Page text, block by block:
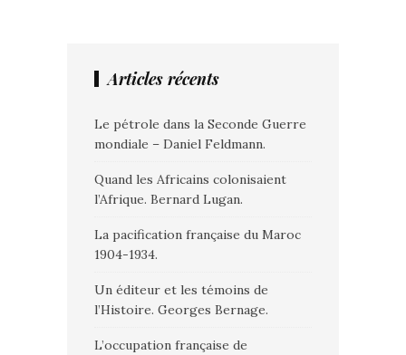
Articles récents
Le pétrole dans la Seconde Guerre
mondiale – Daniel Feldmann.
Quand les Africains colonisaient
l’Afrique. Bernard Lugan.
La pacification française du Maroc
1904-1934.
Un éditeur et les témoins de
l’Histoire. Georges Bernage.
L’occupation française de